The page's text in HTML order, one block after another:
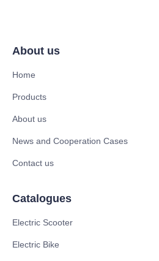
About us
Home
Products
About us
News and Cooperation Cases
Contact us
Catalogues
Electric Scooter
Electric Bike